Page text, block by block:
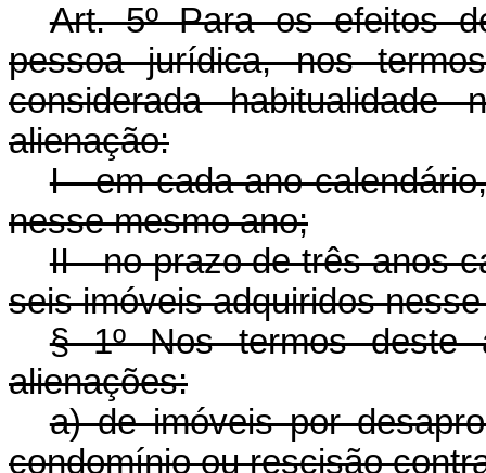
Art. 5º Para os efeitos
pessoa jurídica, nos
considerada
alienação:
I - em cada ano
nesse mesmo ano;
II - no prazo de três anos
seis imóveis adquiridos
§ 1º Nos termos deste
alienações:
a) de imóveis por
condomínio ou rescisão